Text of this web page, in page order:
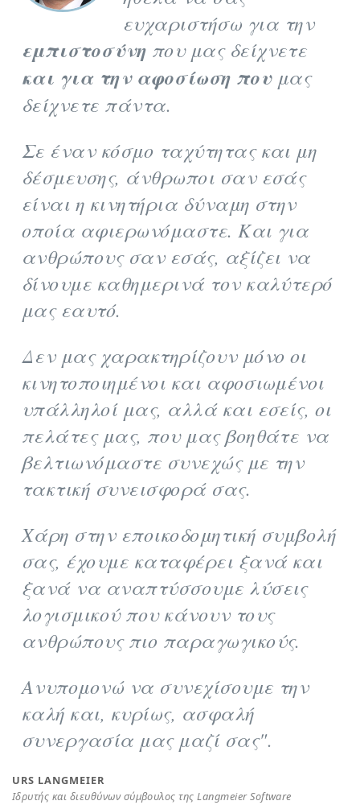
ευχαριστήσω για την
εμπιστοσύνη που μας δείχνετε
και για την αφοσίωση πουμας
δείχνετε πάντα.
Σε έναν κόσμο ταχύτητας και μη
δέσμευσης, άνθρωποι σαν εσάς
είναι η κινητήρια δύναμη στην
οποία αφιερωνόμαστε. Και για
ανθρώπους σαν εσάς, αξίζει να
δίνουμε καθημερινά τον καλύτερό
μας εαυτό.
Δεν μας χαρακτηρίζουν μόνο οι
κινητοποιημένοι και αφοσιωμένοι
υπάλληλοί μας, αλλά και εσείς, οι
πελάτες μας, που μας βοηθάτε να
βελτιωνόμαστε συνεχώς με την
τακτική συνεισφορά σας.
Χάρη στην εποικοδομητική συμβολή
σας, έχουμε καταφέρει ξανά και
ξανά να αναπτύσσουμε λύσεις
λογισμικού που κάνουν τους
ανθρώπους πιο παραγωγικούς.
Ανυπομονώ να συνεχίσουμε την
καλή και, κυρίως, ασφαλή
συνεργασία μας μαζί σας".
URS LANGMEIER
Ιδρυτής και διευθύνων σύμβουλος της Langmeier Software